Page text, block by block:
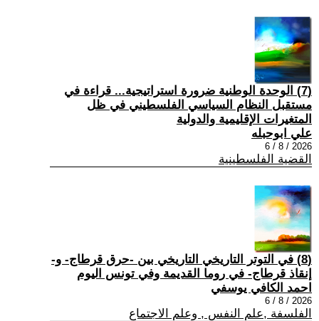
(7) الوحدة الوطنية ضرورة استراتيجية... قراءة في
مستقبل النظام السياسي الفلسطيني في ظل
المتغيرات الإقليمية والدولية
علي ابوحبله
2026 / 8 / 6
القضية الفلسطينية
(8) في التوتر التاريخي التاريخي بين -حرق قرطاج- و-
إنقاذ قرطاج- في روما القديمة وفي تونس اليوم
احمد الكافي يوسفي
2026 / 8 / 6
الفلسفة ,علم النفس , وعلم الاجتماع